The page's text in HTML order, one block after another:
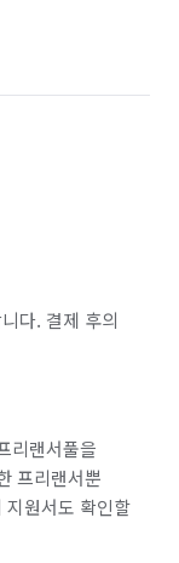
다. 결제 후의
리랜서풀을
프리랜서뿐
지원서도 확인할